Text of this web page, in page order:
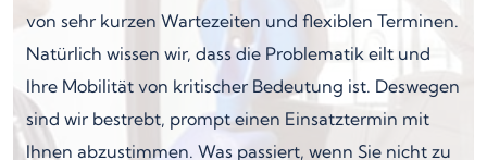
von sehr kurzen Wartezeiten und flexiblen Terminen.
Natürlich wissen wir, dass die Problematik eilt und
Ihre Mobilität von kritischer Bedeutung ist. Deswegen
sind wir bestrebt, prompt einen Einsatztermin mit
Ihnen abzustimmen. Was passiert, wenn Sie nicht zu